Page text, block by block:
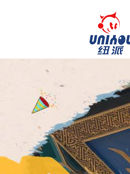
怎么样选一款合适
快来“静一静”，